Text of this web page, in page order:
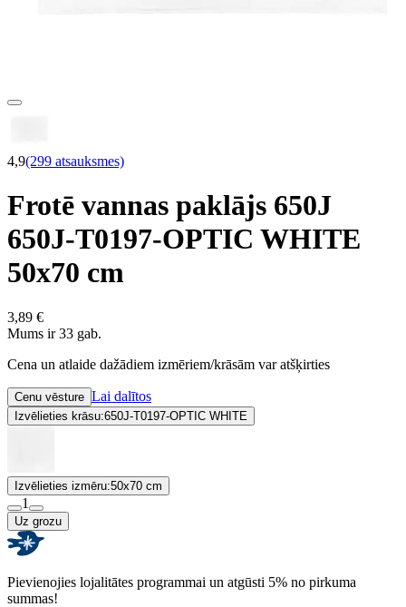
4,9(299 atsauksmes)
Frotē vannas paklājs 650J
650J-T0197-OPTIC WHITE
50x70 cm
3,89 €
Mums ir 33 gab.
Cena un atlaide dažādiem izmēriem/krāsām var atšķirties
Cenu vēsture Lai dalītos
Izvēlieties krāsu:650J-T0197-OPTIC WHITE
Izvēlieties izmēru:50x70 cm
1
Uz grozu
Pievienojies lojalitātes programmai un atgūsti 5% no pirkuma
summas!